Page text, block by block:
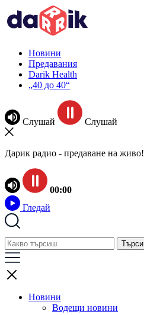
Новини
Предавания
Darik Health
„40 до 40“
Слушай Слушай
Дарик радио - предаване на живо!
00:00
Гледай
Новини
Водещи новини